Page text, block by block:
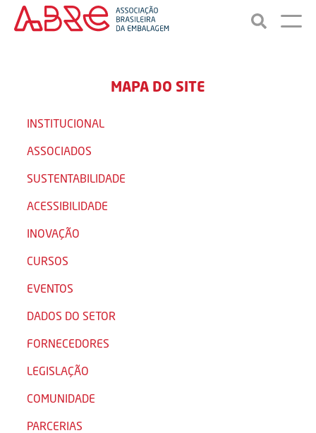
MAPA DO SITE
INSTITUCIONAL
ASSOCIADOS
SUSTENTABILIDADE
ACESSIBILIDADE
INOVAÇÃO
CURSOS
EVENTOS
DADOS DO SETOR
FORNECEDORES
LEGISLAÇÃO
COMUNIDADE
PARCERIAS